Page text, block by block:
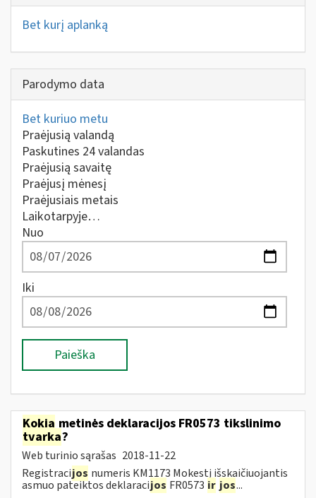
Bet kurį aplanką
Parodymo data
Bet kuriuo metu
Praėjusią valandą
Paskutines 24 valandas
Praėjusią savaitę
Praėjusį mėnesį
Praėjusiais metais
Laikotarpyje…
Nuo
Iki
Paieška
Kokia metinės deklaracijos FR0573 tikslinimo
tvarka?
Web turinio sąrašas 2018-11-22
Registracijos numeris KM1173 Mokestį išskaičiuojantis
asmuo pateiktos deklaracijos FR0573 ir jos...